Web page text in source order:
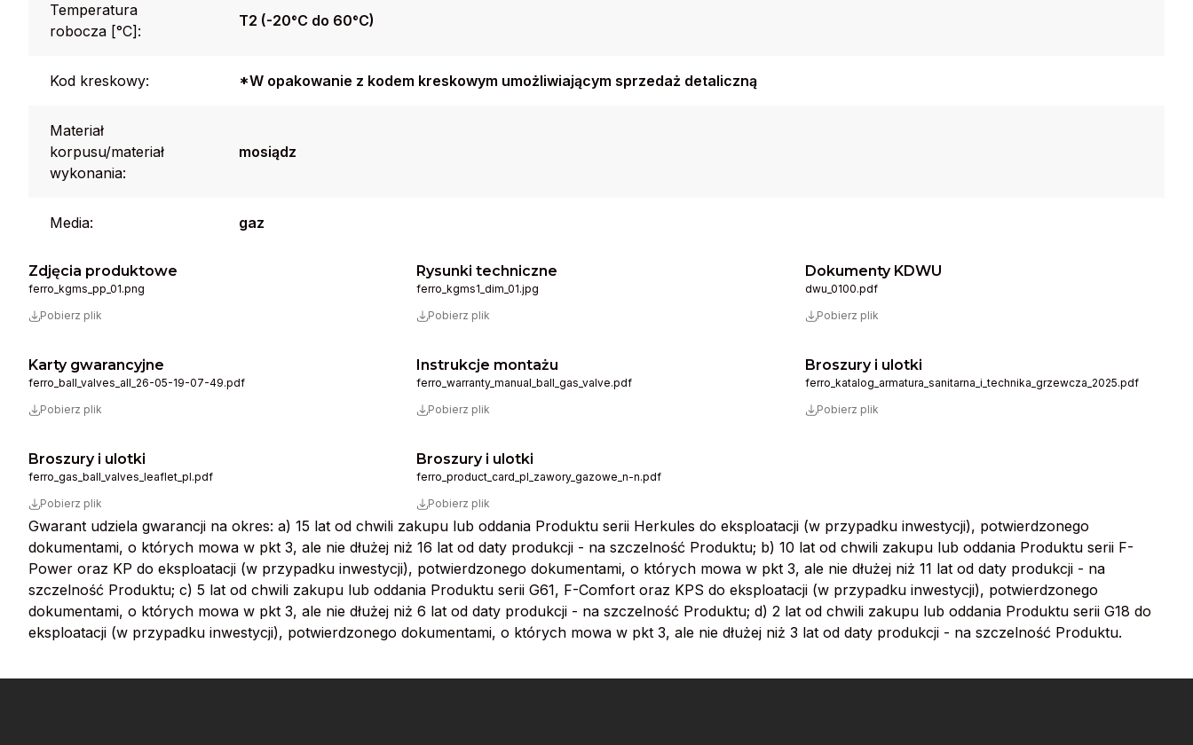
Temperatura
robocza [°C]:
T2 (-20°C do 60°C)
Kod kreskowy: *W opakowanie z kodem kreskowym umożliwiającym sprzedaż detaliczną
Materiał
korpusu/materiał
wykonania:
mosiądz
Media: gaz
Zdjęcia produktowe
ferro_kgms_pp_01.png
Pobierz plik
Rysunki techniczne
ferro_kgms1_dim_01.jpg
Pobierz plik
Dokumenty KDWU
dwu_0100.pdf
Pobierz plik
Karty gwarancyjne
ferro_ball_valves_all_26-05-19-07-49.pdf
Pobierz plik
Instrukcje montażu
ferro_warranty_manual_ball_gas_valve.pdf
Pobierz plik
Broszury i ulotki
ferro_katalog_armatura_sanitarna_i_technika_grzewcza_2025.pdf
Pobierz plik
Broszury i ulotki
ferro_gas_ball_valves_leaflet_pl.pdf
Pobierz plik
Broszury i ulotki
ferro_product_card_pl_zawory_gazowe_n-n.pdf
Pobierz plik
Gwarant udziela gwarancji na okres: a) 15 lat od chwili zakupu lub oddania Produktu serii Herkules do eksploatacji (w przypadku inwestycji), potwierdzonego
dokumentami, o których mowa w pkt 3, ale nie dłużej niż 16 lat od daty produkcji - na szczelność Produktu; b) 10 lat od chwili zakupu lub oddania Produktu serii F-
Power oraz KP do eksploatacji (w przypadku inwestycji), potwierdzonego dokumentami, o których mowa w pkt 3, ale nie dłużej niż 11 lat od daty produkcji - na
szczelność Produktu; c) 5 lat od chwili zakupu lub oddania Produktu serii G61, F-Comfort oraz KPS do eksploatacji (w przypadku inwestycji), potwierdzonego
dokumentami, o których mowa w pkt 3, ale nie dłużej niż 6 lat od daty produkcji - na szczelność Produktu; d) 2 lat od chwili zakupu lub oddania Produktu serii G18 do
eksploatacji (w przypadku inwestycji), potwierdzonego dokumentami, o których mowa w pkt 3, ale nie dłużej niż 3 lat od daty produkcji - na szczelność Produktu.